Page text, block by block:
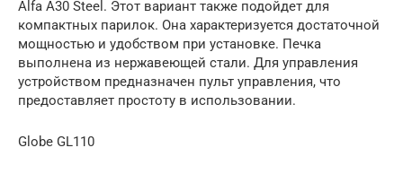
Alfa A30 Steel. Этот вариант также подойдет для
компактных парилок. Она характеризуется достаточной
мощностью и удобством при установке. Печка
выполнена из нержавеющей стали. Для управления
устройством предназначен пульт управления, что
предоставляет простоту в использовании.
Globe GL110